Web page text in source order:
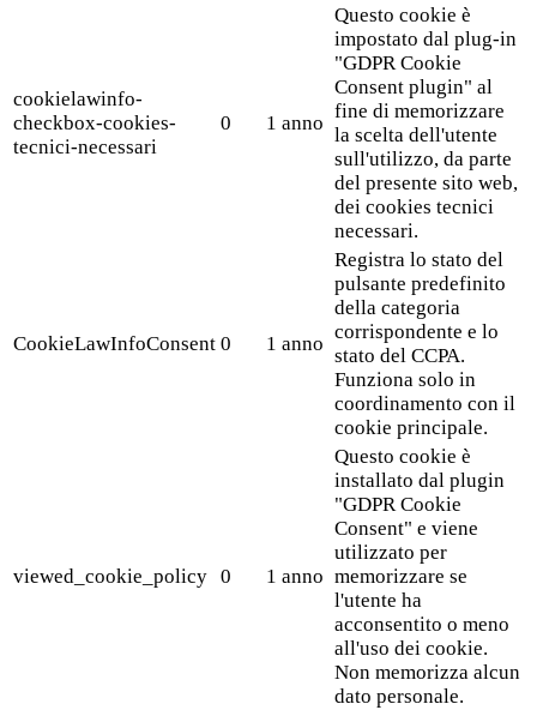
cookielawinfo-
checkbox-cookies-
tecnici-necessari
0 1 anno
Questo cookie è
impostato dal plug-in
"GDPR Cookie
Consent plugin" al
fine di memorizzare
la scelta dell'utente
sull'utilizzo, da parte
del presente sito web,
dei cookies tecnici
necessari.
CookieLawInfoConsent 0 1 anno
Registra lo stato del
pulsante predefinito
della categoria
corrispondente e lo
stato del CCPA.
Funziona solo in
coordinamento con il
cookie principale.
viewed_cookie_policy 0 1 anno
Questo cookie è
installato dal plugin
"GDPR Cookie
Consent" e viene
utilizzato per
memorizzare se
l'utente ha
acconsentito o meno
all'uso dei cookie.
Non memorizza alcun
dato personale.